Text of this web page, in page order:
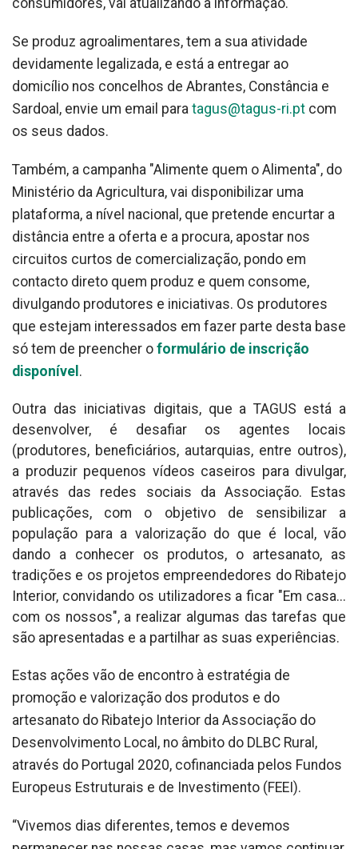
consumidores, vai atualizando a informação.
Se produz agroalimentares, tem a sua atividade
devidamente legalizada, e está a entregar ao
domicílio nos concelhos de Abrantes, Constância e
Sardoal, envie um email para tagus@tagus-ri.pt com
os seus dados.
Também, a campanha "Alimente quem o Alimenta", do
Ministério da Agricultura, vai disponibilizar uma
plataforma, a nível nacional, que pretende encurtar a
distância entre a oferta e a procura, apostar nos
circuitos curtos de comercialização, pondo em
contacto direto quem produz e quem consome,
divulgando produtores e iniciativas. Os produtores
que estejam interessados em fazer parte desta base
só tem de preencher o formulário de inscrição
disponível .
Outra das iniciativas digitais, que a TAGUS está a
desenvolver, é desafiar os agentes locais
(produtores, beneficiários, autarquias, entre outros),
a produzir pequenos vídeos caseiros para divulgar,
através das redes sociais da Associação. Estas
publicações, com o objetivo de sensibilizar a
população para a valorização do que é local, vão
dando a conhecer os produtos, o artesanato, as
tradições e os projetos empreendedores do Ribatejo
Interior, convidando os utilizadores a ficar "Em casa...
com os nossos", a realizar algumas das tarefas que
são apresentadas e a partilhar as suas experiências.
Estas ações vão de encontro à estratégia de
promoção e valorização dos produtos e do
artesanato do Ribatejo Interior da Associação do
Desenvolvimento Local, no âmbito do DLBC Rural,
através do Portugal 2020, cofinanciada pelos Fundos
Europeus Estruturais e de Investimento (FEEI).
“Vivemos dias diferentes, temos e devemos